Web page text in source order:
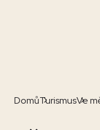
DomůTurismusVe